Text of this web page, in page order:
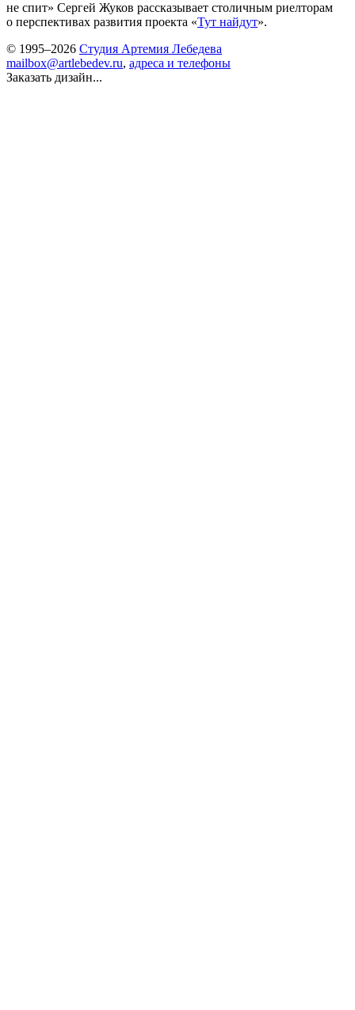
не спит» Сергей Жуков рассказывает столичным риелторам
о перспективах развития проекта «Тут найдут».
© 1995–2026 Студия Артемия Лебедева
mailbox@artlebedev.ru, адреса и телефоны
Заказать дизайн...